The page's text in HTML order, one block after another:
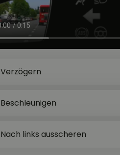
Verzögern
Beschleunigen
Nach links ausscheren